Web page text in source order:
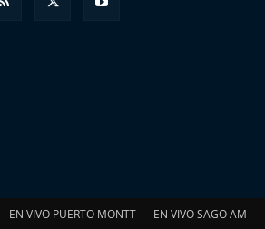
EN VIVO PUERTO MONTT EN VIVO SAGO AM